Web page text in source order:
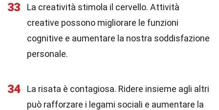
33
La creatività stimola il cervello. Attività
creative possono migliorare le funzioni
cognitive e aumentare la nostra soddisfazione
personale.
34
La risata è contagiosa. Ridere insieme agli altri
può rafforzare i legami sociali e aumentare la